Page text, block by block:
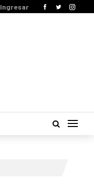
Ingresar